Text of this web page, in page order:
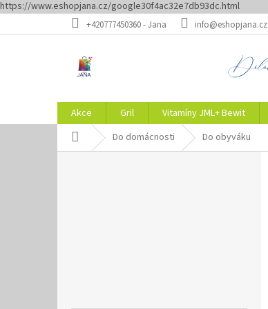
https://www.eshopjana.cz/google30f4ac32e7db93dc.html
na
+420777450360 - Jana info@eshopjana.cz
Akce Gril Vitamíny JML+ Bewit
Domů Do domácnosti Do obyváku